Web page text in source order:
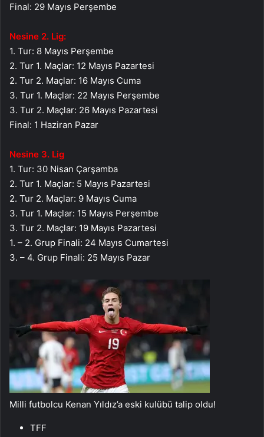
Final: 29 Mayıs Perşembe
Nesine 2. Lig:
1. Tur: 8 Mayıs Perşembe
2. Tur 1. Maçlar: 12 Mayıs Pazartesi
2. Tur 2. Maçlar: 16 Mayıs Cuma
3. Tur 1. Maçlar: 22 Mayıs Perşembe
3. Tur 2. Maçlar: 26 Mayıs Pazartesi
Final: 1 Haziran Pazar
Nesine 3. Lig
1. Tur: 30 Nisan Çarşamba
2. Tur 1. Maçlar: 5 Mayıs Pazartesi
2. Tur 2. Maçlar: 9 Mayıs Cuma
3. Tur 1. Maçlar: 15 Mayıs Perşembe
3. Tur 2. Maçlar: 19 Mayıs Pazartesi
1. – 2. Grup Finali: 24 Mayıs Cumartesi
3. – 4. Grup Finali: 25 Mayıs Pazar
Milli futbolcu Kenan Yıldız’a eski kulübü talip oldu!
TFF